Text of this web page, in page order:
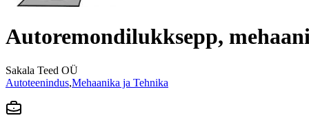
Autoremondilukksepp,
Sakala Teed OÜ
Autoteenindus,Mehaanika ja Tehnika